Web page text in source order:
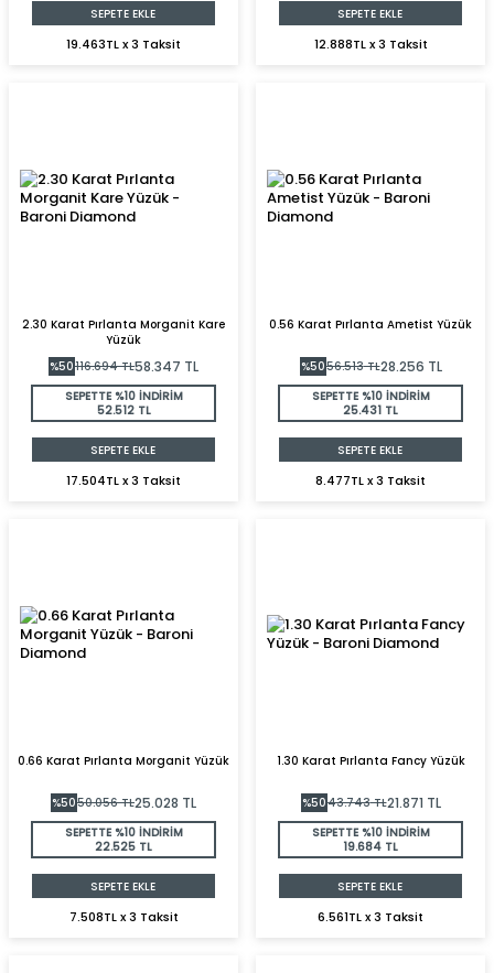
SEPETE EKLE
19.463TL x 3 Taksit
SEPETE EKLE
12.888TL x 3 Taksit
2.30 Karat Pırlanta Morganit Kare
Yüzük
%50116.694TL58.347 TL
SEPETTE %10 İNDİRİM
52.512 TL
SEPETE EKLE
17.504TL x 3 Taksit
0.56 Karat Pırlanta Ametist Yüzük
%5056.513TL28.256 TL
SEPETTE %10 İNDİRİM
25.431 TL
SEPETE EKLE
8.477TL x 3 Taksit
0.66 Karat Pırlanta Morganit Yüzük
%5050.056TL25.028 TL
SEPETTE %10 İNDİRİM
22.525 TL
SEPETE EKLE
7.508TL x 3 Taksit
1.30 Karat Pırlanta Fancy Yüzük
%5043.743TL21.871 TL
SEPETTE %10 İNDİRİM
19.684 TL
SEPETE EKLE
6.561TL x 3 Taksit